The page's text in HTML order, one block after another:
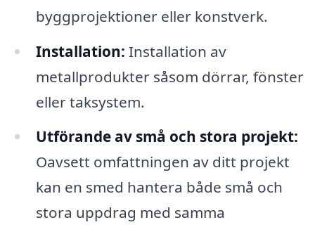
byggprojektioner eller konstverk.
Installation: Installation av
metallprodukter såsom dörrar, fönster
eller taksystem.
Utförande av små och stora projekt:
Oavsett omfattningen av ditt projekt
kan en smed hantera både små och
stora uppdrag med samma